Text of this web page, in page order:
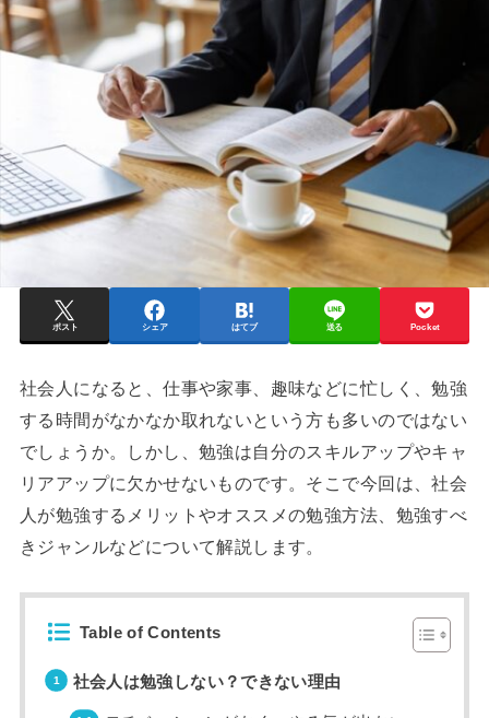
ポスト シェア はてブ 送る Pocket
社会人になると、仕事や家事、趣味などに忙しく、勉強
する時間がなかなか取れないという方も多いのではない
でしょうか。しかし、勉強は自分のスキルアップやキャ
リアアップに欠かせないものです。そこで今回は、社会
人が勉強するメリットやオススメの勉強方法、勉強すべ
きジャンルなどについて解説します。
Table of Contents
社会人は勉強しない？できない理由